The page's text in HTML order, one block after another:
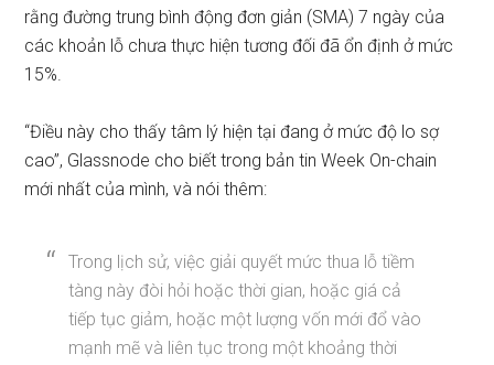
rằng đường trung bình động đơn giản (SMA) 7 ngày của
các khoản lỗ chưa thực hiện tương đối đã ổn định ở mức
15%.
“Điều này cho thấy tâm lý hiện tại đang ở mức độ lo sợ
cao”, Glassnode cho biết trong bản tin Week On-chain
mới nhất của mình, và nói thêm:
Trong lịch sử, việc giải quyết mức thua lỗ tiềm
tàng này đòi hỏi hoặc thời gian, hoặc giá cả
tiếp tục giảm, hoặc một lượng vốn mới đổ vào
mạnh mẽ và liên tục trong một khoảng thời